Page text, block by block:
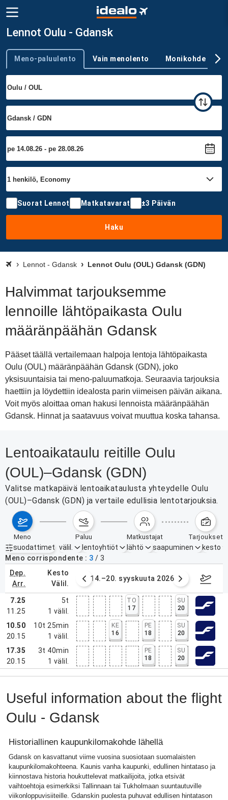
Lennot Oulu - Gdansk
Trip type
Meno-paluulento Vain menolento Monikohde
Suorat Lennot Matkatavarat ±3 Päivän
Haku
Lennot - Gdansk Lennot Oulu (OUL) Gdansk (GDN)
Halvimmat tarjouksemme
lennoille lähtöpaikasta Oulu
määränpäähän Gdansk
Pääset täällä vertailemaan halpoja lentoja lähtöpaikasta
Oulu (OUL) määränpäähän Gdansk (GDN), joko
yksisuuntaisia tai meno-paluumatkoja. Seuraavia tarjouksia
haettiin ja löydettiin idealosta parin viimeisen päivän aikana.
Voit myös aloittaa oman hakusi lennoista määränpäähän
Gdansk. Hinnat ja saatavuus voivat muuttua koska tahansa.
Lentoaikataulu reitille Oulu
(OUL)–Gdansk (GDN)
Valitse matkapäivä lentoaikataulusta yhteydelle Oulu
(OUL)–Gdansk (GDN) ja vertaile edullisia lentotarjouksia.
meno paluu matkustajat tarjoukset
suodattimet
Aktiiviset suodattimet ei mitään
välil. lentoyhtiöt lähtö saapuminen
kesto
Meno corrispondente
3 / 3
dep.
arr.
kesto
välil.
syyskuuta 2026 14.–20. syyskuuta 2026
7.25
11.25
5t
1 välil.
TO
17
SU
20
10.50
20.15
10t 25min
1 välil.
KE
16
PE
18
SU
20
17.35
20.15
3t 40min
1 välil.
PE
18
SU
20
Useful information about the flight
Oulu - Gdansk
Historiallinen kaupunkilomakohde lähellä
Gdansk on kasvattanut viime vuosina suosiotaan suomalaisten
kaupunkilomakohteena. Kaunis vanha kaupunki, edullinen hintataso ja
kiinnostava historia houkuttelevat matkailijoita, jotka etsivät
vaihtoehtoja esimerkiksi Tallinnaan tai Tukholmaan suuntautuville
viikonloppuvisiiteille. Gdanskin puolesta puhuvat edullisen hintatason